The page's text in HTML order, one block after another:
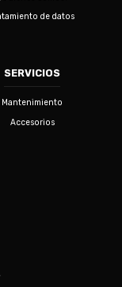
de datos
SERVICIOS
Mantenimiento
Accesorios